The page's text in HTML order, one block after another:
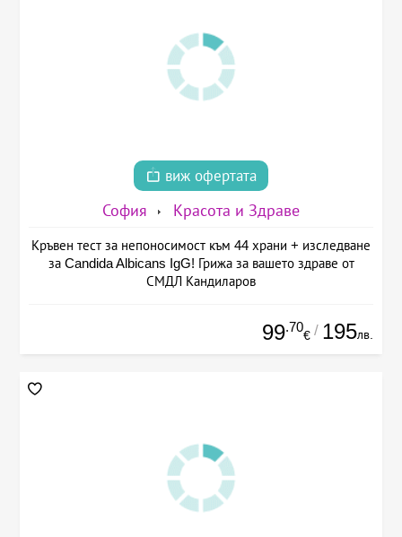
виж офертата
София Красота и Здраве
Кръвен тест за непоносимост към 44 храни + изследване
за Candida Albicans IgG! Грижа за вашето здраве от
СМДЛ Кандиларов
99.70
€ / 195лв.